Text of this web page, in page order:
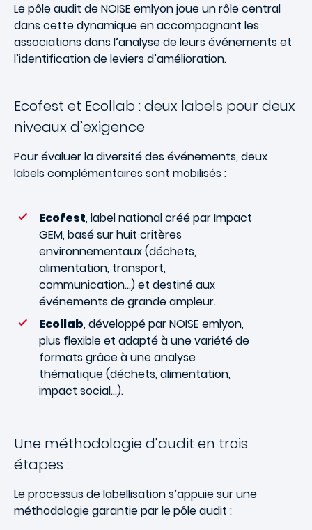
Le pôle audit de NOISE emlyon joue un rôle central
dans cette dynamique en accompagnant les
associations dans l’analyse de leurs événements et
l’identification de leviers d’amélioration.
Ecofest et Ecollab : deux labels pour deux
niveaux d’exigence
Pour évaluer la diversité des événements, deux
labels complémentaires sont mobilisés :
Ecofest, label national créé par Impact
GEM, basé sur huit critères
environnementaux (déchets,
alimentation, transport,
communication…) et destiné aux
événements de grande ampleur.
Ecollab, développé par NOISE emlyon,
plus flexible et adapté à une variété de
formats grâce à une analyse
thématique (déchets, alimentation,
impact social…).
Une méthodologie d’audit en trois
étapes :
Le processus de labellisation s’appuie sur une
méthodologie garantie par le pôle audit :